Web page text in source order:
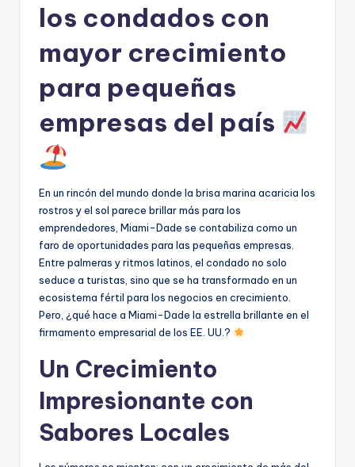
los condados con
mayor crecimiento
para pequeñas
empresas del país
En un rincón del mundo donde la brisa marina acaricia los
rostros y el sol parece brillar más para los
emprendedores, Miami-Dade se contabiliza como un
faro de oportunidades para las pequeñas empresas.
Entre palmeras y ritmos latinos, el condado no solo
seduce a turistas, sino que se ha transformado en un
ecosistema fértil para los negocios en crecimiento.
Pero, ¿qué hace a Miami-Dade la estrella brillante en el
firmamento empresarial de los EE. UU.?
Un Crecimiento
Impresionante con
Sabores Locales